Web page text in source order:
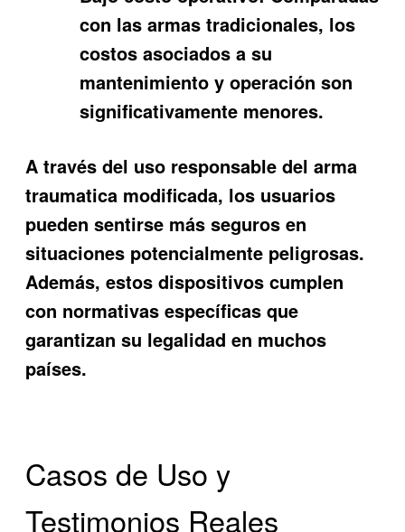
con las armas tradicionales, los
costos asociados a su
mantenimiento y operación son
significativamente menores.
A través del uso responsable delarma
traumatica modificada, los usuarios
pueden sentirse más seguros en
situaciones potencialmente peligrosas.
Además, estos dispositivos cumplen
con normativas específicas que
garantizan su legalidad en muchos
países.
Casos de Uso y
Testimonios Reales